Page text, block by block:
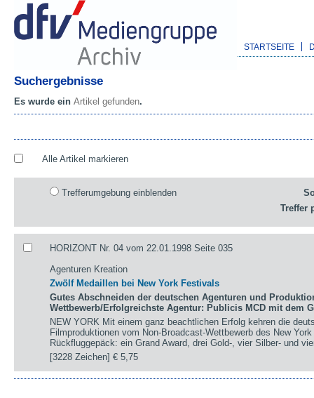
STARTSEITE
Suchergebnisse
Es wurde ein Artikel gefunden.
Alle Artikel markieren
Trefferumgebung einblenden
Treffer
HORIZONT Nr. 04 vom 22.01.1998 Seite 035
Agenturen Kreation
Zwölf Medaillen bei New York Festivals
Gutes Abschneiden der deutschen Agenturen und
Wettbewerb/Erfolgreichste Agentur: Publicis MCD mit dem
NEW YORK Mit einem ganz beachtlichen Erfolg kehren die
Filmproduktionen vom Non-Broadcast-Wettbewerb des New
Rückfluggepäck: ein Grand Award, drei Gold-, vier Silber- und
[3228 Zeichen]€ 5,75